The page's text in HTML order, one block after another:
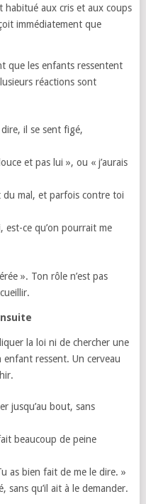
habitué aux cris et aux coups
immédiatement que
que les enfants ressentent
réactions sont
il se sent figé,
et pas lui », ou « j’aurais
du mal, et parfois contre toi
est-ce qu’on pourrait me
». Ton rôle n’est pas
la loi ni de chercher une
enfant ressent. Un cerveau
jusqu’au bout, sans
beaucoup de peine
as bien fait de me le dire. »
sans qu’il ait à le demander.